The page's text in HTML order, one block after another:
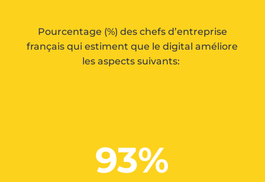
Pourcentage (%) des chefs d’entreprise
français qui estiment que le digital améliore
les aspects suivants:
93%